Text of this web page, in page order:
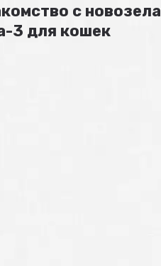
с
3 для кошек